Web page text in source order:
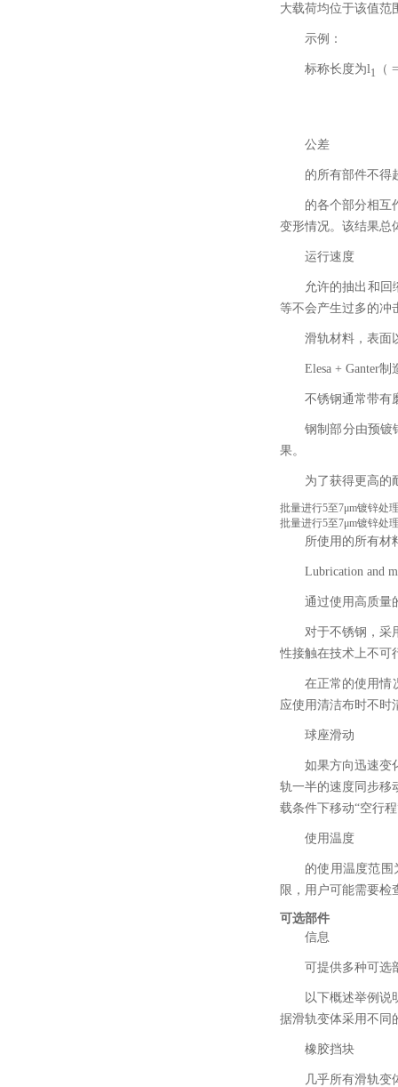
大载荷均位于该值范
示例：
标称长度为l1 （
公差
的所有部件不得
的各个部分相互
变形情况。该结果总
运行速度
允许的抽出和回
等不会产生过多的冲
滑轨材料，表面
Elesa + Ganter
不锈钢通常带有
钢制部分由预镀
果。
为了获得更高的
批量进行5至7μm镀锌处
批量进行5至7μm镀锌处
所使用的所有材
Lubrication and
通过使用高质量
对于不锈钢，采
性接触在技术上不可
在正常的使用情
应使用清洁布时不时
球座滑动
如果方向迅速变
轨一半的速度同步移
载条件下移动“空行
使用温度
的使用温度范围
限，用户可能需要检
可选部件
信息
可提供多种可选
以下概述举例说
据滑轨变体采用不同
橡胶挡块
几乎所有滑轨变